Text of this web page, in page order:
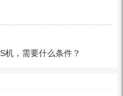
机，需要什么条件？